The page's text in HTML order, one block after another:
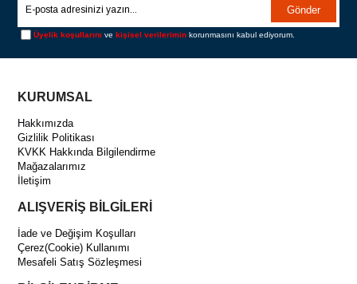
Gönder
Üyelik koşullarını vekişisel verilerimin korunmasını kabul ediyorum.
KURUMSAL
Hakkımızda
Gizlilik Politikası
KVKK Hakkında Bilgilendirme
Mağazalarımız
İletişim
ALIŞVERİŞ BİLGİLERİ
İade ve Değişim Koşulları
Çerez(Cookie) Kullanımı
Mesafeli Satış Sözleşmesi